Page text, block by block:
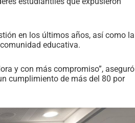
en los últimos años, así como la
educativa.
y con más compromiso”, aseguró
cumplimiento de más del 80 por